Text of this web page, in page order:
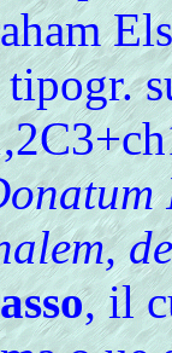
tipogr.
, il